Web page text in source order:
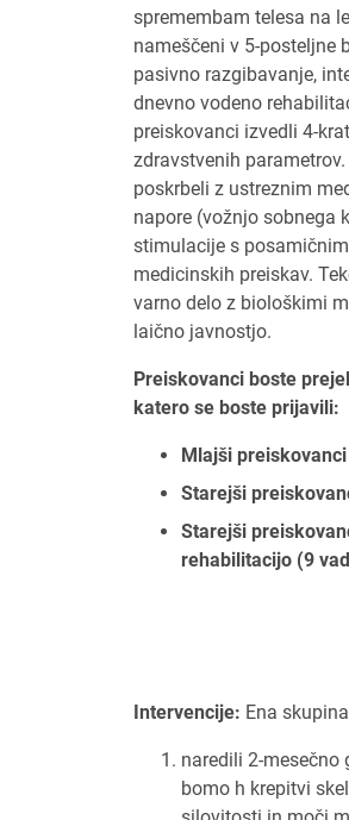
spremembam telesa na
nameščeni v 5-posteljne
pasivno razgibavanje,
dnevno vodeno
preiskovanci izvedli 4-
zdravstvenih
poskrbeli z ustreznim
napore (vožnjo sobnega
stimulacije s
medicinskih preiskav.
varno delo z biološkimi
laično javnostjo.
Preiskovanci boste
katero se boste prijavili:
Mlajši
Starejši
Starejši
rehabilitacijo (9
Intervencije: Ena
naredili 2-mesečno
bomo h krepitvi